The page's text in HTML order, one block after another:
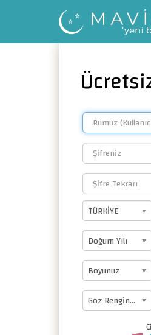
TÜRKİYE
Doğum Yılı
Boyunuz
Göz Renginiz